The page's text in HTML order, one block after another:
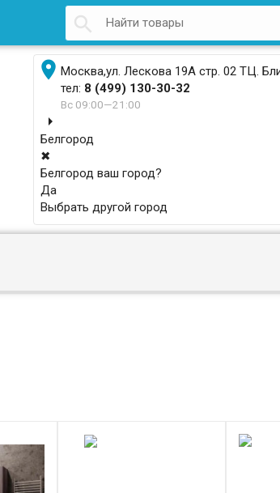

 Москва,ул. Лескова 19А стр. 02 ТЦ.
тел: 8 (499) 130-30-32
Вс 09:00—21:00
arrow_right
Белгород
✖
Белгород ваш город?
Да
Выбрать другой город